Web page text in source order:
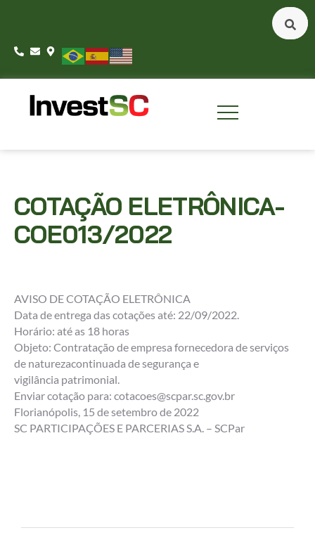
COTAÇÃO ELETRÔNICA-
COE013/2022
AVISO DE COTAÇÃO ELETRÔNICA
Data de entrega das cotações até: 22/09/2022.
Horário: até as 18 horas
Objeto: Contratação de empresa fornecedora de serviços
de naturezacontinuada de segurança e
vigilância patrimonial.
Enviar cotação para: cotacoes@scpar.sc.gov.br
Florianópolis, 15 de setembro de 2022
SC PARTICIPAÇÕES E PARCERIAS S.A. – SCPar